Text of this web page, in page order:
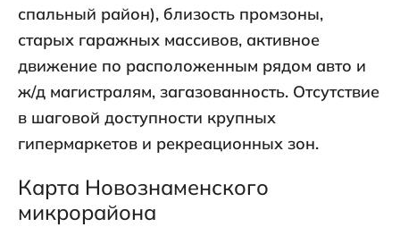
спальный район), близость промзоны,
старых гаражных массивов, активное
движение по расположенным рядом авто и
ж/д магистралям, загазованность. Отсутствие
в шаговой доступности крупных
гипермаркетов и рекреационных зон.
Карта Новознаменского
микрорайона